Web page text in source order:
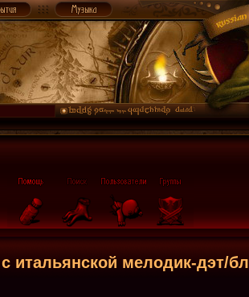
итальянской мелодик-дэт/